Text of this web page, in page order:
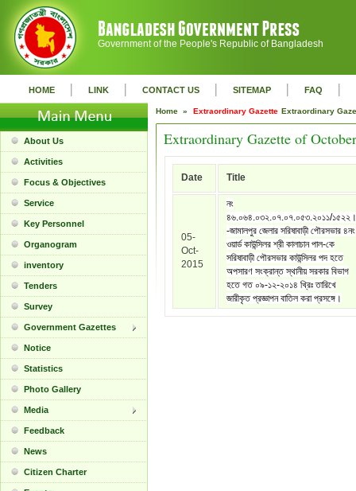
Government of the People's Republic of Bangladesh
HOME | LINK | CONTACT US | SITEMAP | FAQ |
About Us
Activities
Focus & Objectives
Service
Key Personnel
Organogram
inventory
Tenders
Survey
Government Gazettes
Notice
Statistics
Photo Gallery
Media
Feedback
News
Citizen Charter
Home » Extraordinary Gazette Extraordinary
Extraordinary Gazette of
Date Title
05-
Oct-
2015
নং
৪৬.০৬৪.০৩২.০৭.০৭.০৫৩.২০১১/
-জামালপুর জেলার সরিষাবাড়ী পৌরসভার ৪নং
ওয়ার্ড কাউন্সিলর শ্রী কালাচান পাল-কে
সরিষাবাড়ী পৌরসভার কাউন্সিলর পদ হতে
অপসারণ সংক্রান্ত স্থানীয় সরকার বিভাগ
হতে গত ০৯-১২-২০১৪ খ্রিঃ তারিখে
জারীকৃত প্রজ্ঞাপন বাতিল করা প্রসঙ্গে।